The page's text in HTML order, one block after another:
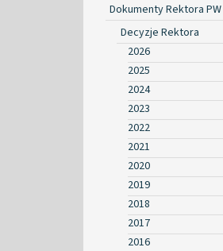
Dokumenty Rektora PW
Decyzje Rektora
2026
2025
2024
2023
2022
2021
2020
2019
2018
2017
2016